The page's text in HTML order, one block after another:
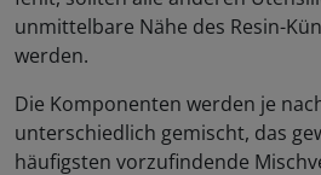
unmittelbare Nähe des Resin-
werden.
Die Komponenten werden je
unterschiedlich gemischt, das
häufigsten vorzufindende